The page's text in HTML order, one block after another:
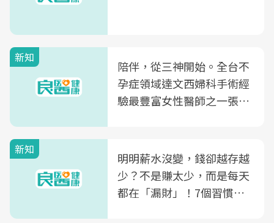
新知
陪伴，從三神開始。全台不
孕症領域達文西婦科手術經
驗最豐富女性醫師之一張永
光田醫院建構360度女性健
康照護生態圈
新知
明明薪水沒變，錢卻越存越
少？不是賺太少，而是每天
都在「漏財」！7個習慣一